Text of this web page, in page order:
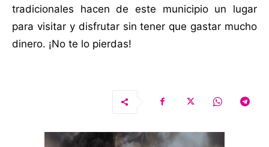
tradicionales hacen de este municipio un lugar
para visitar y disfrutar sin tener que gastar mucho
dinero. ¡No te lo pierdas!